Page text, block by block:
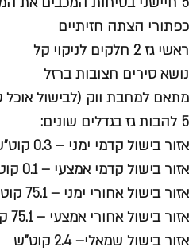
כפתורי הצתה חזיתיים
ראשי גז 2 חלקים לניקוי קל
נושא סירים חצובות ברזל
מתאם למחבת ווק (לבישול
5 להבות גז בגדלים שונים:
אזור בישול קדמי ימני – 0.3 קוט"ש
אזור בישול קדמי אמצעי – 0.1 קוט"ש
אזור בישול אחורי ימני – 75.1 קוט"ש
אזור בישול אחורי אמצעי – 75.1 קוט"ש
אזור בישול שמאלי– 2.4 קוט"ש